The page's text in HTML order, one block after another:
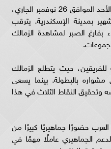
سيتم إقامة المباراة مساء اليوم الأحد الموافق 26 نوفمبر الجاري،
بمدينة الإسكندرية. يترقب
بفارغ الصبر لمشاهدة الزمالك
حيث يتطلع الزمالك
بالبطولة. بينما يسعى
وتحقيق النقاط الثلاث في هذا
حضورًا جماهيريًا كبيرًا من
الجماهيري عاملًا مهمًا في